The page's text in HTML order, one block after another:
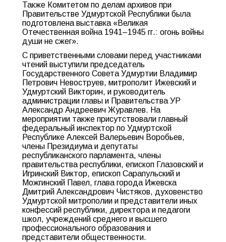
Также Комитетом по делам архивов при
Правительстве Удмуртской Республики была
подготовлена выставка «Великая
Отечественная война 1941–1945 гг.: огонь войны
души не сжег».
С приветственными словами перед участниками
чтений выступили председатель
Государственного Совета Удмуртии Владимир
Петрович Невоструев, митрополит Ижевский и
Удмуртский Викторин, и руководитель
администрации главы и Правительства УР
Александр Андреевич Журавлев. На
мероприятии также присутствовали главный
федеральный инспектор по Удмуртской
Республике Алексей Валерьевич Воробьев,
члены Президиума и депутаты
республиканского парламента, члены
правительства республики, епископ Глазовский и
Игринский Виктор, епископ Сарапульский и
Можгинский Павел, глава города Ижевска
Дмитрий Александрович Чистяков, духовенство
Удмуртской митрополии и представители иных
конфессий республики, директора и педагоги
школ, учреждений среднего и высшего
профессионального образования и
представители общественности.